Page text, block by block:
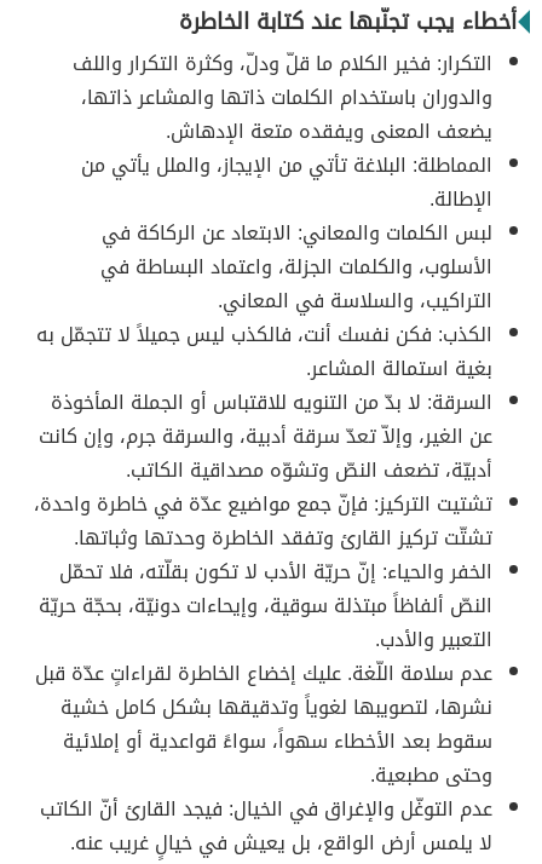
أخطاء يجب تجنّبها عند كتابة الخاطرة
التكرار: فخير الكلام ما قلّ ودلّ، وكثرة التكرار واللف
والدوران باستخدام الكلمات ذاتها والمشاعر ذاتها،
يضعف المعنى ويفقده متعة الإدهاش.
المماطلة: البلاغة تأتي من الإيجاز، والملل يأتي من
الإطالة.
لبس الكلمات والمعاني: الابتعاد عن الركاكة في
الأسلوب، والكلمات الجزلة، واعتماد البساطة في
التراكيب، والسلاسة في المعاني.
الكذب: فكن نفسك أنت، فالكذب ليس جميلاً لا تتجمّل به
بغية استمالة المشاعر.
السرقة: لا بدّ من التنويه للاقتباس أو الجملة المأخوذة
عن الغير، وإلاّ تعدّ سرقة أدبية، والسرقة جرم، وإن كانت
أدبيّة، تضعف النصّ وتشوّه مصداقية الكاتب.
تشتيت التركيز: فإنّ جمع مواضيع عدّة في خاطرة واحدة،
تشتّت تركيز القارئ وتفقد الخاطرة وحدتها وثباتها.
الخفر والحياء: إنّ حريّة الأدب لا تكون بقلّته، فلا تحمّل
النصّ ألفاظاً مبتذلة سوقية، وإيحاءات دونيّة، بحجّة حريّة
التعبير والأدب.
عدم سلامة اللّغة. عليك إخضاع الخاطرة لقراءاتٍ عدّة قبل
نشرها، لتصويبها لغوياً وتدقيقها بشكل كامل خشية
سقوط بعد الأخطاء سهواً، سواءً قواعدية أو إملائية
وحتى مطبعية.
عدم التوغّل والإغراق في الخيال: فيجد القارئ أنّ الكاتب
لا يلمس أرض الواقع، بل يعيش في خيالٍ غريب عنه.